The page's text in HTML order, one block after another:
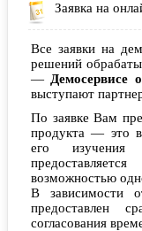
Заявка на
Все заявки на
решений
— Демосервисе
выступают
По заявке Вам
продукта — это
его изучения
предоставляется
возможностью
В зависимости
предоставлен
согласования